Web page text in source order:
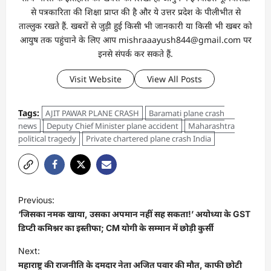
से पत्रकारिता की शिक्षा प्राप्त की है और ये उत्तर प्रदेश के पीलीभीत से
ताल्लुक रखते हैं. खबरों से जुड़ी हुई किसी भी जानकारी या किसी भी खबर को
आयुष तक पहुंचाने के लिए आप mishraaayush844@gmail.com पर
इनसे संपर्क कर सकते हैं.
Visit Website View All Posts
Tags: AJIT PAWAR PLANE CRASH
Baramati plane crash
news
Deputy Chief Minister plane accident
Maharashtra
political tragedy
Private chartered plane crash India
Previous:
‘जिसका नमक खाया, उसका अपमान नहीं सह सकता!’ अयोध्या के GST
डिप्टी कमिश्नर का इस्तीफा; CM योगी के सम्मान में छोड़ी कुर्सी
Next:
महाराष्ट्र की राजनीति के दमदार नेता अजित पवार की मौत, काफी छोटी